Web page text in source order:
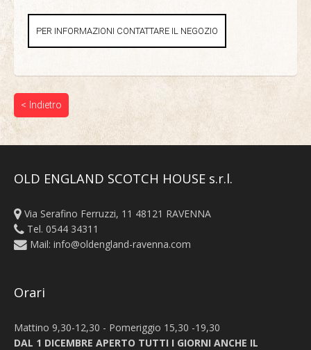
PER INFORMAZIONI CONTATTARE IL NEGOZIO
< Indietro
OLD ENGLAND SCOTCH HOUSE s.r.l.
Via Serafino Ferruzzi, 11 48121 RAVENNA
Tel. 0544 34311
Mail: info@oldengland-ravenna.com
Orari
Mattino 9,30-12,30 - Pomeriggio 15,30 -19,30
DAL 1 DICEMBRE APERTO TUTTI I GIORNI ANCHE IL